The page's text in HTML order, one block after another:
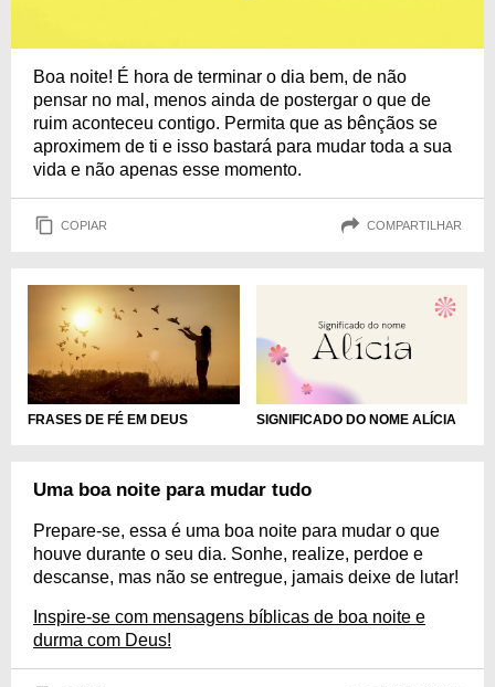
Boa noite! É hora de terminar o dia bem, de não
pensar no mal, menos ainda de postergar o que de
ruim aconteceu contigo. Permita que as bênçãos se
aproximem de ti e isso bastará para mudar toda a sua
vida e não apenas esse momento.
COPIAR COMPARTILHAR
FRASES DE FÉ EM DEUS SIGNIFICADO DO NOME ALÍCIA
Uma boa noite para mudar tudo
Prepare-se, essa é uma boa noite para mudar o que
houve durante o seu dia. Sonhe, realize, perdoe e
descanse, mas não se entregue, jamais deixe de lutar!
Inspire-se com mensagens bíblicas de boa noite e
durma com Deus!